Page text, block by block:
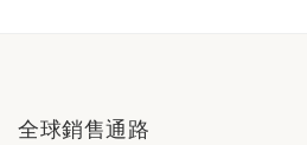
全球銷售通路